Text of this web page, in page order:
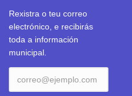
Rexistra o teu correo
electrónico, e recibirás
toda a información
municipal.